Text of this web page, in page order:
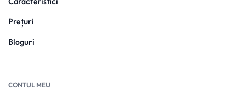
Prețuri
Bloguri
CONTUL MEU